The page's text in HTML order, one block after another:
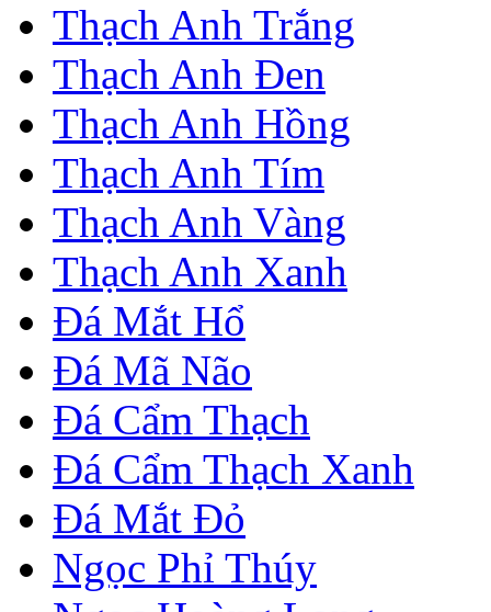
Thạch Anh Trắng
Thạch Anh Đen
Thạch Anh Hồng
Thạch Anh Tím
Thạch Anh Vàng
Thạch Anh Xanh
Đá Mắt Hổ
Đá Mã Não
Đá Cẩm Thạch
Đá Cẩm Thạch Xanh
Đá Mắt Đỏ
Ngọc Phỉ Thúy